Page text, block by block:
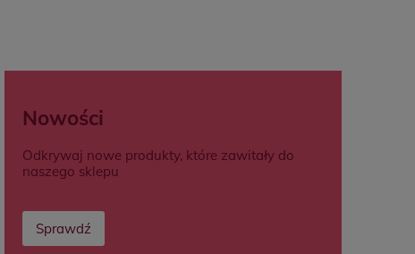
Nowości
Odkrywaj nowe produkty, które zawitały do
naszego sklepu
Sprawdź